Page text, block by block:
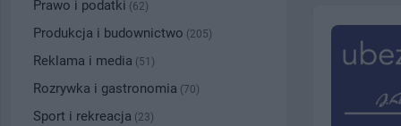
Prawo i podatki (62)
Produkcja i budownictwo (205)
Reklama i media (51)
Rozrywka i gastronomia (70)
Sport i rekreacja (23)